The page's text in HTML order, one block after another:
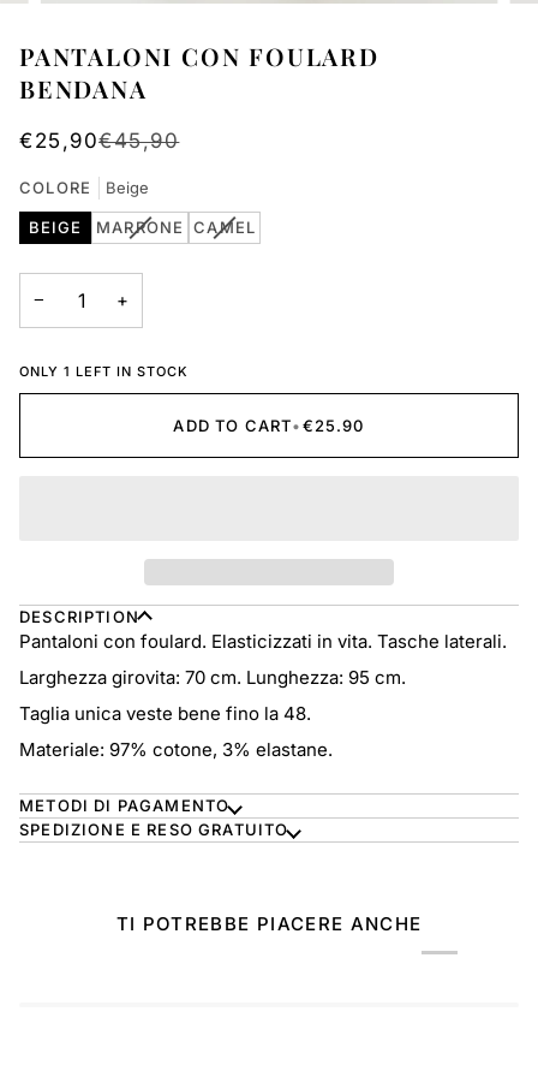
PANTALONI CON FOULARD
BENDANA
€25,90€45,90
COLORE Beige
BEIGE MARRONE
VARIANT
SOLD
OUT
CAMELVARIANT
SOLD
− +
ONLY 1 LEFT IN STOCK
ADD TO CART•€25.90
DESCRIPTION
Pantaloni con foulard. Elasticizzati in vita. Tasche laterali.
Larghezza girovita: 70 cm. Lunghezza: 95 cm.
Taglia unica veste bene fino la 48.
Materiale: 97% cotone, 3% elastane.
METODI DI PAGAMENTO
SPEDIZIONE E RESO GRATUITO
TI POTREBBE PIACERE ANCHE